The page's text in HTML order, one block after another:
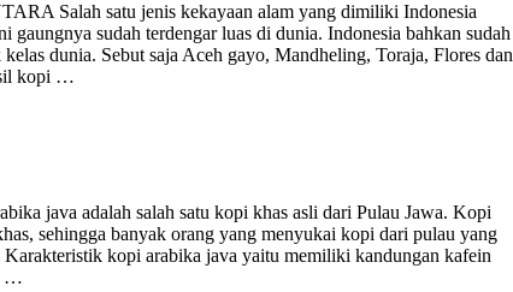
Salah satu jenis kekayaan alam yang dimiliki Indonesia
gaungnya sudah terdengar luas di dunia. Indonesia bahkan sudah
dunia. Sebut saja Aceh gayo, Mandheling, Toraja, Flores dan
kopi …
java adalah salah satu kopi khas asli dari Pulau Jawa. Kopi
sehingga banyak orang yang menyukai kopi dari pulau yang
kopi arabika java yaitu memiliki kandungan kafein
…